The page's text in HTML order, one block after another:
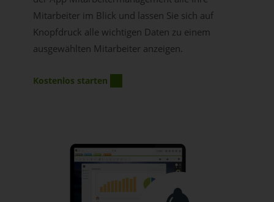
Mitarbeiter im Blick und lassen Sie sich auf
Knopfdruck alle wichtigen Daten zu einem
ausgewählten Mitarbeiter anzeigen.
Kostenlos starten